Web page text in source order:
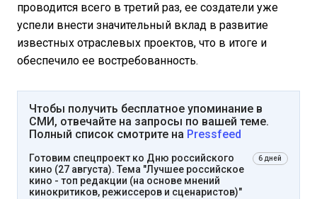
проводится всего в третий раз, ее создатели уже
успели внести значительный вклад в развитие
известных отраслевых проектов, что в итоге и
обеспечило ее востребованность.
Чтобы получить бесплатное упоминание в
СМИ, отвечайте на запросы по вашей теме.
Полный список смотрите на Pressfeed
Готовим спецпроект ко Дню российского
кино (27 августа). Тема "Лучшее российское
кино - топ редакции (на основе мнений
кинокритиков, режиссеров и сценаристов)"
6 дней